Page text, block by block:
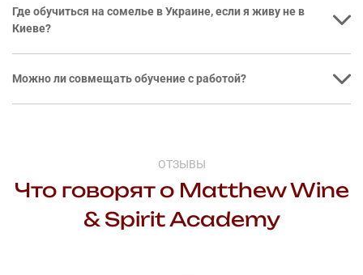
Где обучиться на сомелье в Украине, если я живу не в
Киеве?
Можно ли совмещать обучение с работой?
ОТЗЫВЫ
Что говорят о Matthew Wine
& Spirit Academy